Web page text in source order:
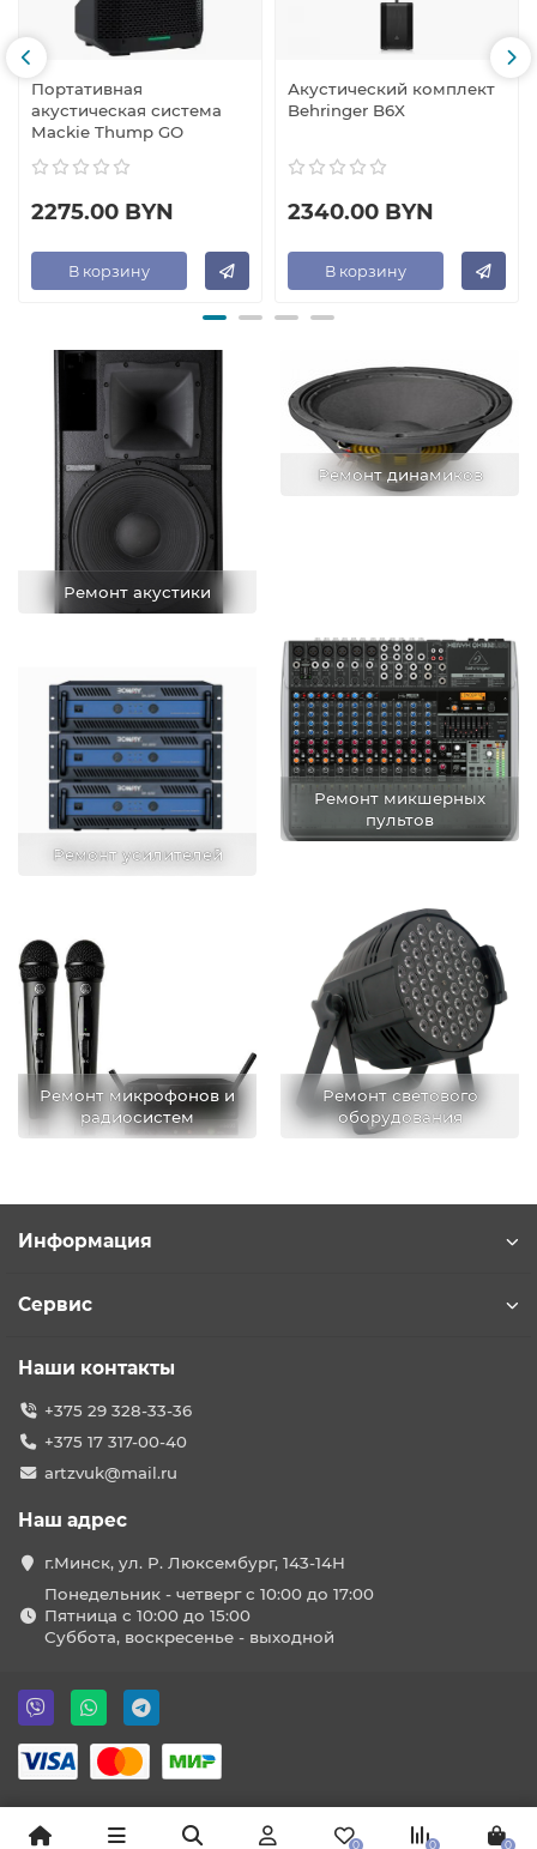
Портативная
акустическая система
Mackie Thump GO
2275.00 BYN
В корзину
Акустический комплект
Behringer B6X
2340.00 BYN
В корзину
Ремонт акустики
Ремонт динамиков
Ремонт усилителей
Ремонт микшерных
пультов
Ремонт микрофонов и
радиосистем
Ремонт светового
оборудования
Информация
Сервис
Наши контакты
+375 29 328-33-36
+375 17 317-00-40
artzvuk@mail.ru
Наш адрес
г.Минск, ул. Р. Люксембург, 143-14Н
Понедельник - четверг с 10:00 до 17:00
Пятница с 10:00 до 15:00
Суббота, воскресенье - выходной
0 0 0